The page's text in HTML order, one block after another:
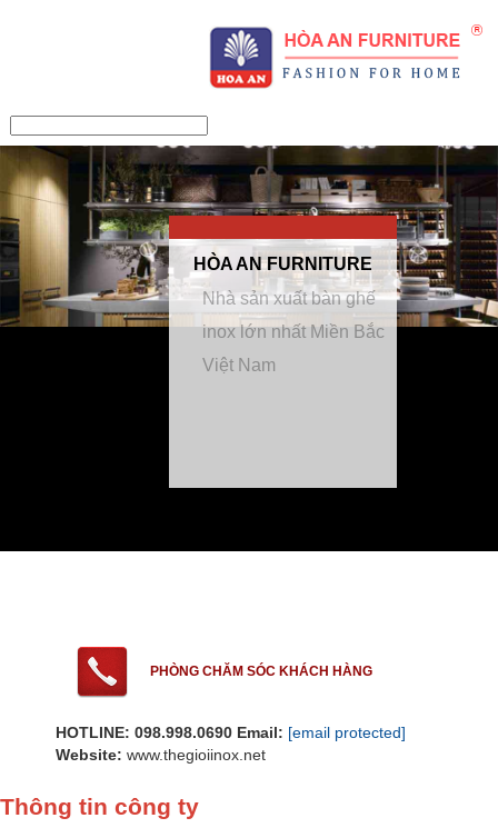
HÒA AN FURNITURE
PHÒNG CHĂM SÓC KHÁCH HÀNG
HOTLINE: 098.998.0690 Email: [email protected]
Website: www.thegioiinox.net
Thông tin công ty